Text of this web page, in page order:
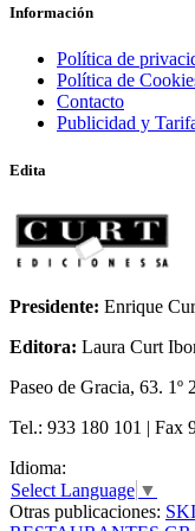
Información
Política de
Política de
Contacto
Publicidad y
Edita
Presidente: Enrique
Editora: Laura Curt
Paseo de Gracia, 63. 1º
Tel.: 933 180 101 | Fax
Idioma:
Select Language ▼
Otras publicaciones: